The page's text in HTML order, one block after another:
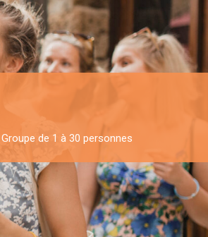
de 1 à 30 personnes